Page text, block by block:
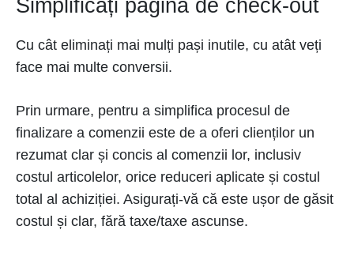
Simplificați pagina de check-out
Cu cât eliminați mai mulți pași inutile, cu atât veți
face mai multe conversii.
Prin urmare, pentru a simplifica procesul de
finalizare a comenzii este de a oferi clienților un
rezumat clar și concis al comenzii lor, inclusiv
costul articolelor, orice reduceri aplicate și costul
total al achiziției. Asigurați-vă că este ușor de găsit
costul și clar, fără taxe/taxe ascunse.